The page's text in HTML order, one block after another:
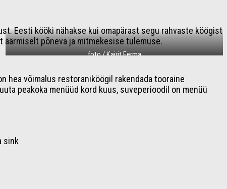
Eesti kööki nähakse kui omapärast segu rahvaste köögist
põneva ja mitmekesise tulemuse.
foto / Kairit Eerma
hea võimalus restoraniköögil rakendada tooraine
peakoka menüüd kord kuus, suveperioodil on menüü
sink